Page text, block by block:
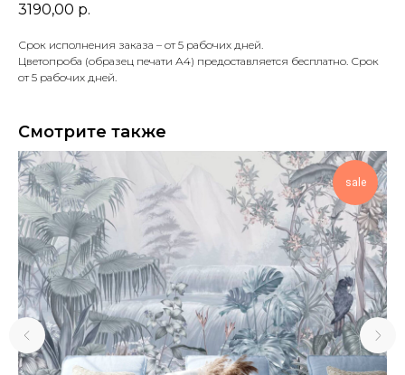
3190,00 р.
Срок исполнения заказа – от 5 рабочих дней.
Цветопроба (образец печати А4) предоставляется бесплатно. Срок
от 5 рабочих дней.
Смотрите также
sale